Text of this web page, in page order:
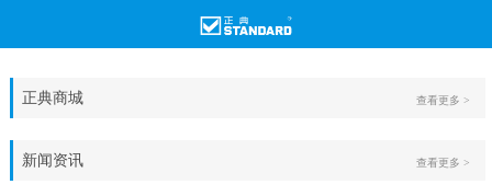
正典商城 查看更多 >
新闻资讯 查看更多 >